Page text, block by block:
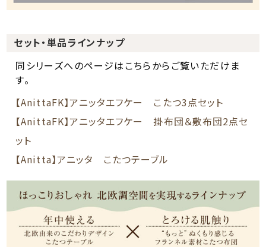
セット・単品ラインナップ
同シリーズへのページはこちらからご覧いただけま
す。
【AnittaFK】アニッタエフケー こたつ3点セット
【AnittaFK】アニッタエフケー 掛布団＆敷布団2点セ
ット
【Anitta】アニッタ こたつテーブル